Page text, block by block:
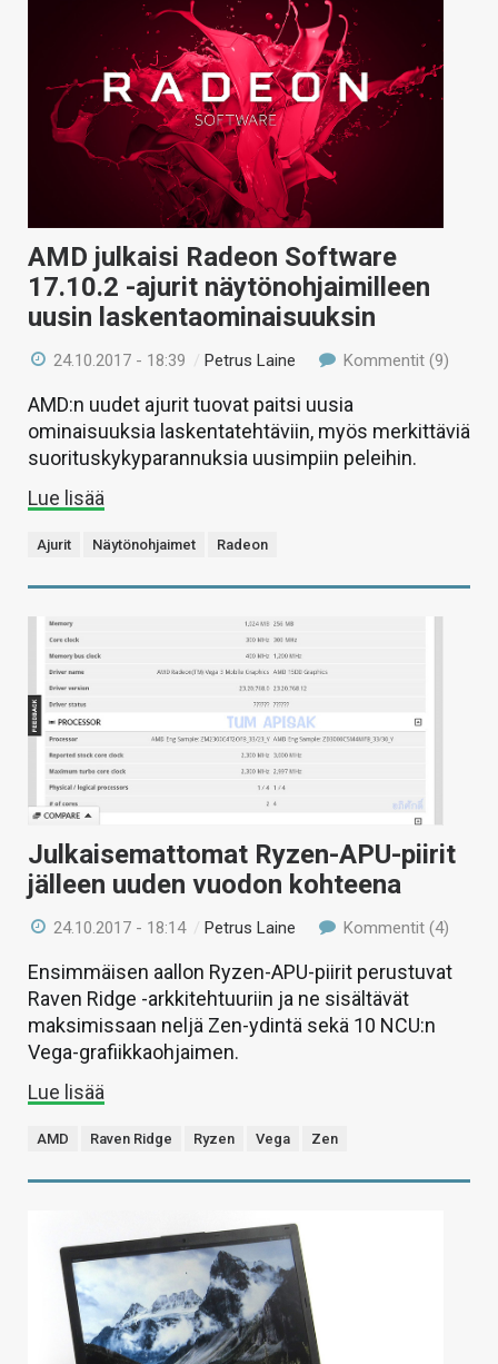
AMD julkaisi Radeon Software
17.10.2 -ajurit näytönohjaimilleen
uusin laskentaominaisuuksin
24.10.2017 - 18:39 /Petrus Laine Kommentit (9)
AMD:n uudet ajurit tuovat paitsi uusia
ominaisuuksia laskentatehtäviin, myös merkittäviä
suorituskykyparannuksia uusimpiin peleihin.
Lue lisää
Ajurit Näytönohjaimet Radeon
Julkaisemattomat Ryzen-APU-piirit
jälleen uuden vuodon kohteena
24.10.2017 - 18:14 /Petrus Laine Kommentit (4)
Ensimmäisen aallon Ryzen-APU-piirit perustuvat
Raven Ridge -arkkitehtuuriin ja ne sisältävät
maksimissaan neljä Zen-ydintä sekä 10 NCU:n
Vega-grafiikkaohjaimen.
Lue lisää
AMD Raven Ridge Ryzen Vega Zen